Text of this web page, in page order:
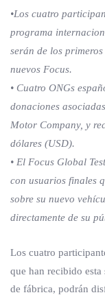
•Los cuatro
programa
serán de los
nuevos Focus.
• Cuatro ONGs
donaciones
Motor Company, y
dólares (USD).
• El Focus Global
con usuarios finales
sobre su nuevo
directamente de su
Los cuatro
que han recibido esta
de fábrica, podrán